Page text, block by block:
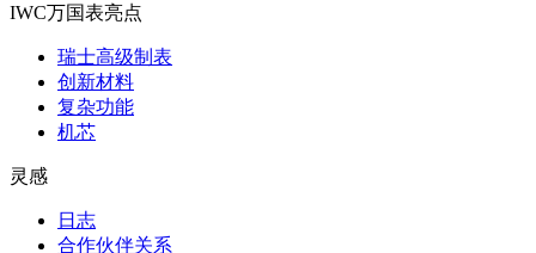
IWC万国表亮点
瑞士高级制表
创新材料
复杂功能
机芯
灵感
日志
合作伙伴关系